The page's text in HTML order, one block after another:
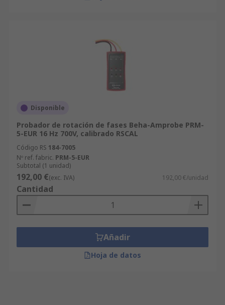
Disponible
Probador de rotación de fases Beha-Amprobe PRM-
5-EUR 16 Hz 700V, calibrado RSCAL
Código RS 184-7005
Nº ref. fabric. PRM-5-EUR
Subtotal (1 unidad)
192,00 €(exc. IVA) 192,00 €/unidad
Cantidad
Añadir
Hoja de datos